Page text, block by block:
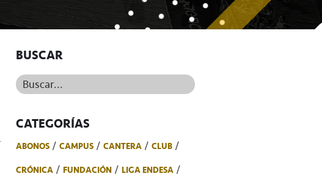
BUSCAR
Buscar...
CATEGORÍAS
ABONOS CAMPUS CANTERA
CLUB
CRÓNICA
FUNDACIÓN
LIGA ENDESA